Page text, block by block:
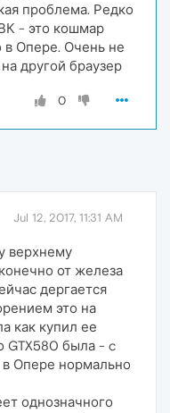
проблема. Редко
- это кошмар
в Опере. Очень не
другой браузер
0
Jul 12, 2017, 11:31 AM
верхнему
от железа
дергается
это на
как купил ее
GTX580 была - c
Опере нормально
однозначного